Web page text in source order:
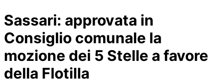
Sassari: approvata in
Consiglio comunale la
mozione dei 5 Stelle a favore
della Flotilla